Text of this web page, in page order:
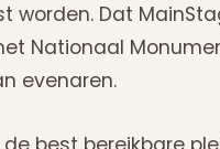
Dat
Nationaal
evenaren.